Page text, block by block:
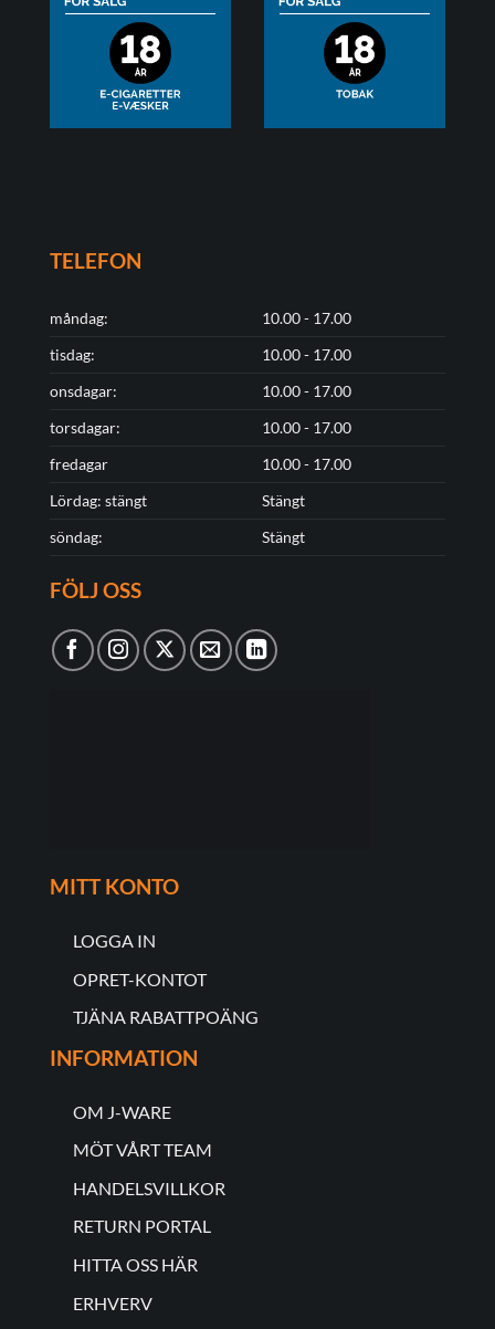
TELEFON
måndag:
10.00 - 17.00
tisdag:
10.00 - 17.00
onsdagar:
10.00 - 17.00
torsdagar:
10.00 - 17.00
fredagar
10.00 - 17.00
Lördag: stängt
Stängt
söndag:
Stängt
FÖLJ OSS
MITT KONTO
LOGGA IN
OPRET-KONTOT
TJÄNA RABATTPOÄNG
INFORMATION
OM J-WARE
MÖT VÅRT TEAM
HANDELSVILLKOR
RETURN PORTAL
HITTA OSS HÄR
ERHVERV